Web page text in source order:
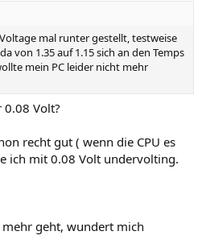
mal runter gestellt, testweise
von 1.35 auf 1.15 sich an den Temps
mein PC leider nicht mehr
Volt?
recht gut ( wenn die CPU es
ich mit 0.08 Volt undervolting.
geht, wundert mich